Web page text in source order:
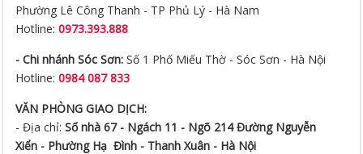
Phường Lê Công Thanh - TP Phủ Lý - Hà Nam
Hotline:0973.393.888
- Chi nhánh Sóc Sơn: Số 1 Phố Miếu Thờ - Sóc Sơn - Hà Nội
Hotline:0984 087 833
VĂN PHÒNG GIAO DỊCH:
- Địa chỉ:Số nhà 67 - Ngách 11 - Ngõ 214 Đường Nguyễn
Xiển - Phường Hạ Đình - Thanh Xuân - Hà Nội